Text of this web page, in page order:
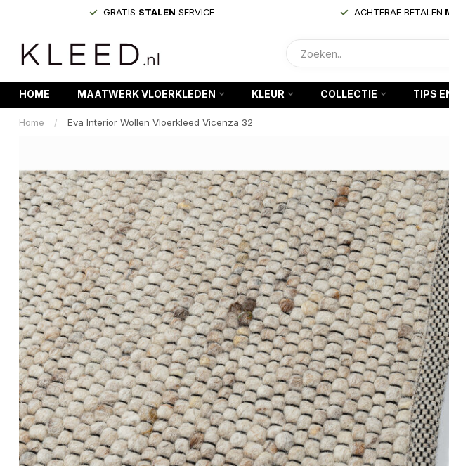
GRATIS STALEN SERVICE ACHTERAF BETALEN
HOME MAATWERK VLOERKLEDEN KLEUR COLLECTIE TIPS
Home / Eva Interior Wollen Vloerkleed Vicenza 32